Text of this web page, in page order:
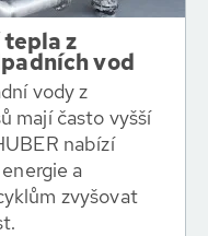
z
vod
vody z
mají často vyšší
nabízí
a
zvyšovat